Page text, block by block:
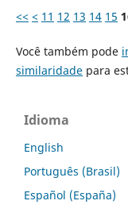
<< < 11 12 13 14 15
Você também pode
similaridadepara
Idioma
English
Português (Brasil)
Español (España)